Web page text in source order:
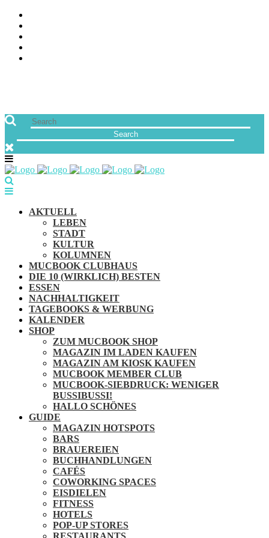
AKTUELL
LEBEN
STADT
KULTUR
KOLUMNEN
MUCBOOK CLUBHAUS
DIE 10 (WIRKLICH) BESTEN
ESSEN
NACHHALTIGKEIT
TAGEBOOKS & WERBUNG
KALENDER
SHOP
ZUM MUCBOOK SHOP
MAGAZIN IM LADEN KAUFEN
MAGAZIN AM KIOSK KAUFEN
MUCBOOK MEMBER CLUB
MUCBOOK-SIEBDRUCK: WENIGER
BUSSIBUSSI!
HALLO SCHÖNES
GUIDE
MAGAZIN HOTSPOTS
BARS
BRAUEREIEN
BUCHHANDLUNGEN
CAFÉS
COWORKING SPACES
EISDIELEN
FITNESS
HOTELS
POP-UP STORES
RESTAURANTS